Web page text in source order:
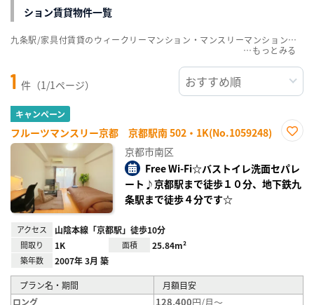
ション賃貸物件一覧
1 件（1/1ページ）
キャンペーン
フルーツマンスリー京都 京都駅南 502・1K(No.1059248)
り登
録
京都市南区
Free Wi-Fi☆バストイレ洗面セパレ
ート♪京都駅まで徒歩１０分、地下鉄九
条駅まで徒歩４分です☆
アクセス 山陰本線「京都駅」徒歩10分
間取り 1K 面積 25.84m²
築年数 2007年 3月 築
プラン名・期間
月額目安
ロング
128,400円/月～
九条駅/家具付賃貸のウィークリーマンション・マンスリーマンション賃貸物件一覧を掲載中。敷金・礼金無料、家具・家電付をご紹介。こだわり条件での絞込みも簡単！
…